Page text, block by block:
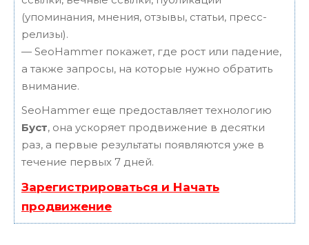
(упоминания, мнения, отзывы, статьи, пресс-
релизы).
— SeoHammer покажет, где рост или падение,
а также запросы, на которые нужно обратить
внимание.
SeoHammer еще предоставляет технологию
Буст, она ускоряет продвижение в десятки
раз, а первые результаты появляются уже в
течение первых 7 дней.
Зарегистрироваться и Начать
продвижение